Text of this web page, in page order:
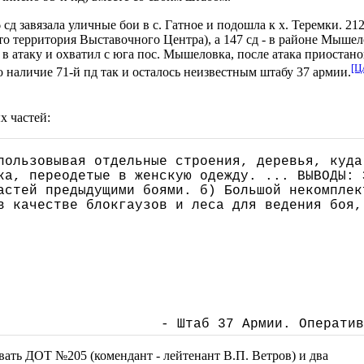
завязала уличные бои в с. Гатное и подошла к х. Теремки.
территория Выставочного Центра), а 147 сд - в районе
и охватил с юга пос. Мышеловка, после атака
71-й пд так и осталось неизвестным штабу 37 армии.
частей:
отдельные строения, деревья,
переодетые в женскую одежду. ... ВЫВОДЫ:
предыдущими боями. б) Большой
качестве блокгаузов и леса для ведения
- Штаб 37 Армии.
ДОТ №205 (комендант - лейтенант В.П. Ветров) и два